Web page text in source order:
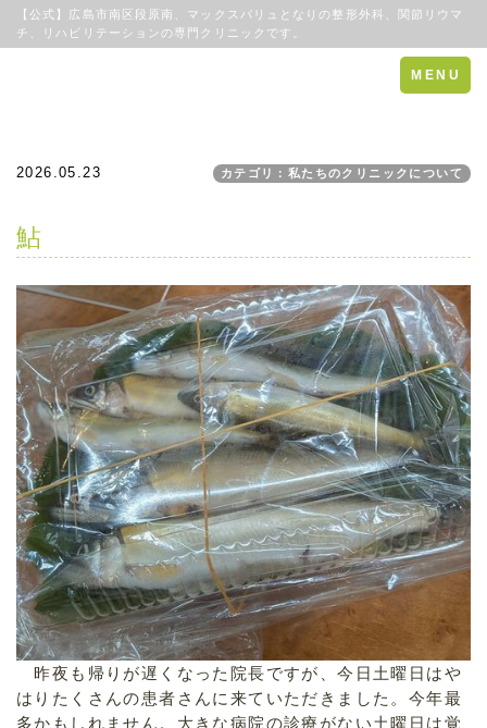
【公式】広島市南区段原南、マックスバリュとなりの整形外科、関節リウマ
チ、リハビリテーションの専門クリニックです。
Toggle
navigation
MENU
2026.05.23 カテゴリ：私たちのクリニックについて
鮎
昨夜も帰りが遅くなった院長ですが、今日土曜日はや
はりたくさんの患者さんに来ていただきました。今年最
多かもしれません。大きな病院の診療がない土曜日は覚